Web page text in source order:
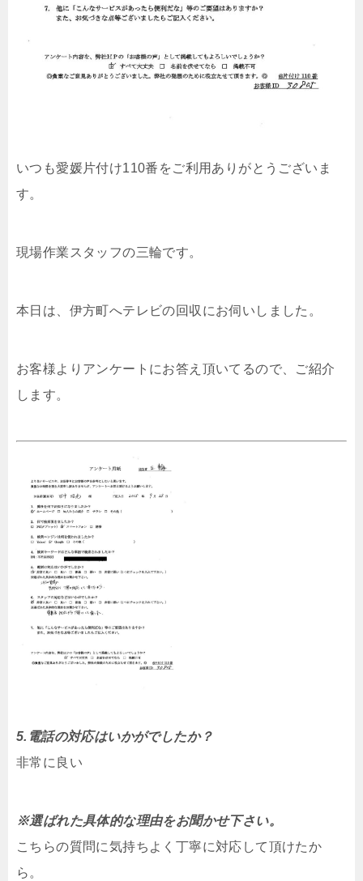
いつも愛媛片付け110番をご利用ありがとうございま
す。
現場作業スタッフの三輪です。
本日は、伊方町へテレビの回収にお伺いしました。
お客様よりアンケートにお答え頂いてるので、ご紹介
します。
5.電話の対応はいかがでしたか？
非常に良い
※選ばれた具体的な理由をお聞かせ下さい。
こちらの質問に気持ちよく丁寧に対応して頂けたか
ら。